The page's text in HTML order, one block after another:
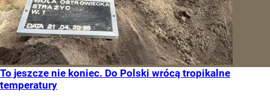
To jeszcze nie koniec. Do Polski wrócą tropikalne
temperatury